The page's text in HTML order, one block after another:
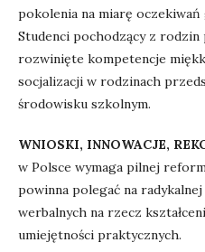
pokolenia na miarę
Studenci pochodzący z
rozwinięte kompetencje
socjalizacji w rodzinach
środowisku szkolnym.
WNIOSKI, INNOWACJE,
w Polsce wymaga pilnej
powinna polegać na
werbalnych na rzecz
umiejętności praktycznych.